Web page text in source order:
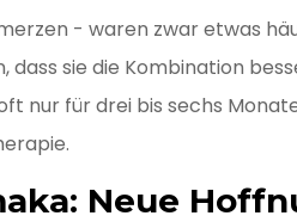
- waren zwar etwas
sie die Kombination
nur für drei bis sechs
Neue